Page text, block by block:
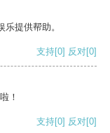
提供帮助。
支持[0] 反对[0]
！
支持[0] 反对[0]